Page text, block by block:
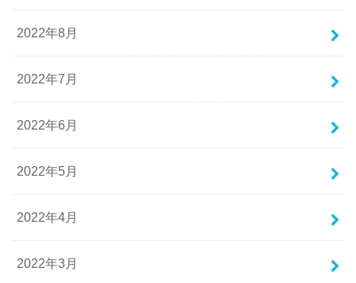
2022年8月
2022年7月
2022年6月
2022年5月
2022年4月
2022年3月